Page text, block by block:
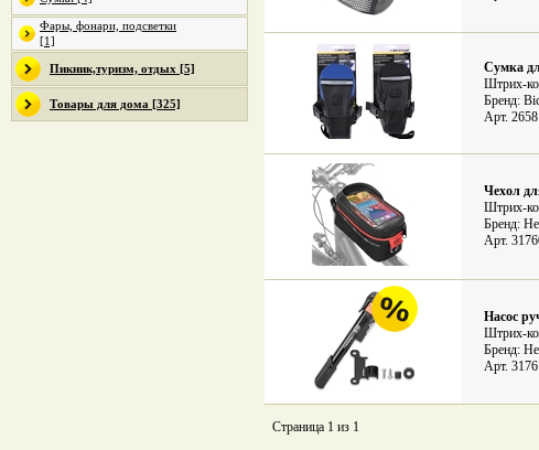
Фары, фонари, подсветки
[1]
Пикник,туризм, отдых [5]
Товары для дома [325]
Сумка
Штрих-
Бренд:
Арт.
Чехол
Штрих-
Бренд:
Арт.
Насос
Штрих-
Бренд:
Арт.
Страница 1 из 1